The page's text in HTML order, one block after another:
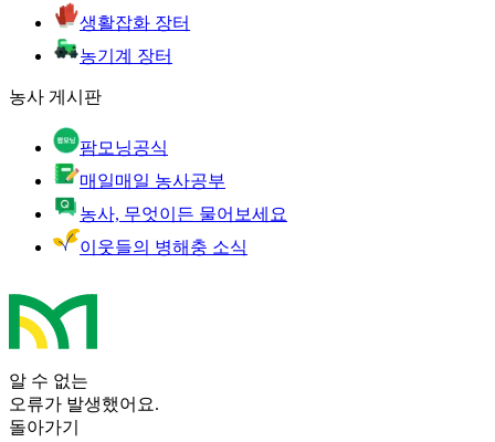
생활잡화 장터
농기계 장터
농사 게시판
팜모닝공식
매일매일 농사공부
농사, 무엇이든 물어보세요
이웃들의 병해충 소식
알 수 없는
오류가 발생했어요.
돌아가기